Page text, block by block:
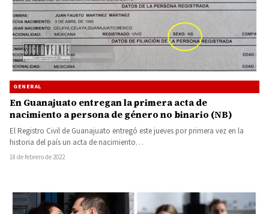
GENERAL
En Guanajuato entregan la primera acta de
nacimiento a persona de género no binario (NB)
El Registro Civil de Guanajuato entregó este jueves por primera vez en la
historia del país un acta de nacimiento…
18 de febrero de 2022